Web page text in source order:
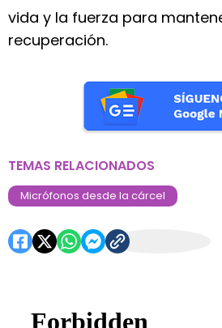
vida y la fuerza para
recuperación.
TEMAS RELACIONADOS
Micrófonos desde la cárcel